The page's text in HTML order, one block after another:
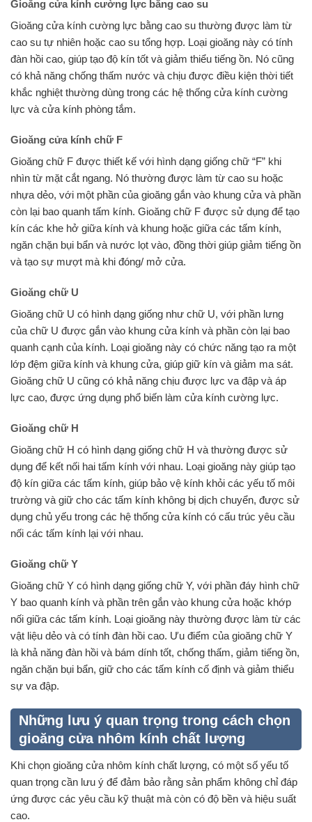
Gioăng cửa kính cường lực bằng cao su
Gioăng cửa kính cường lực bằng cao su thường được làm từ
cao su tự nhiên hoặc cao su tổng hợp. Loại gioăng này có tính
đàn hồi cao, giúp tạo độ kín tốt và giảm thiểu tiếng ồn. Nó cũng
có khả năng chống thấm nước và chịu được điều kiện thời tiết
khắc nghiệt thường dùng trong các hệ thống cửa kính cường
lực và cửa kính phòng tắm.
Gioăng cửa kính chữ F
Gioăng chữ F được thiết kế với hình dạng giống chữ “F” khi
nhìn từ mặt cắt ngang. Nó thường được làm từ cao su hoặc
nhựa dẻo, với một phần của gioăng gắn vào khung cửa và phần
còn lại bao quanh tấm kính. Gioăng chữ F được sử dụng để tạo
kín các khe hở giữa kính và khung hoặc giữa các tấm kính,
ngăn chặn bụi bẩn và nước lọt vào, đồng thời giúp giảm tiếng ồn
và tạo sự mượt mà khi đóng/ mở cửa.
Gioăng chữ U
Gioăng chữ U có hình dạng giống như chữ U, với phần lưng
của chữ U được gắn vào khung cửa kính và phần còn lại bao
quanh cạnh của kính. Loại gioăng này có chức năng tạo ra một
lớp đệm giữa kính và khung cửa, giúp giữ kín và giảm ma sát.
Gioăng chữ U cũng có khả năng chịu được lực va đập và áp
lực cao, được ứng dụng phổ biến làm cửa kính cường lực.
Gioăng chữ H
Gioăng chữ H có hình dạng giống chữ H và thường được sử
dụng để kết nối hai tấm kính với nhau. Loại gioăng này giúp tạo
độ kín giữa các tấm kính, giúp bảo vệ kính khỏi các yếu tố môi
trường và giữ cho các tấm kính không bị dịch chuyển, được sử
dụng chủ yếu trong các hệ thống cửa kính có cấu trúc yêu cầu
nối các tấm kính lại với nhau.
Gioăng chữ Y
Gioăng chữ Y có hình dạng giống chữ Y, với phần đáy hình chữ
Y bao quanh kính và phần trên gắn vào khung cửa hoặc khớp
nối giữa các tấm kính. Loại gioăng này thường được làm từ các
vật liệu dẻo và có tính đàn hồi cao. Ưu điểm của gioăng chữ Y
là khả năng đàn hồi và bám dính tốt, chống thấm, giảm tiếng ồn,
ngăn chặn bụi bẩn, giữ cho các tấm kính cố định và giảm thiểu
sự va đập.
Những lưu ý quan trọng trong cách chọn
gioăng cửa nhôm kính chất lượng
Khi chọn gioăng cửa nhôm kính chất lượng, có một số yếu tố
quan trọng cần lưu ý để đảm bảo rằng sản phẩm không chỉ đáp
ứng được các yêu cầu kỹ thuật mà còn có độ bền và hiệu suất
cao.